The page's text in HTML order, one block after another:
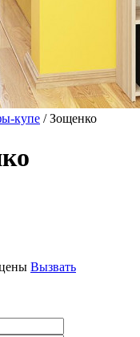
купе / Зощенко
Вызвать